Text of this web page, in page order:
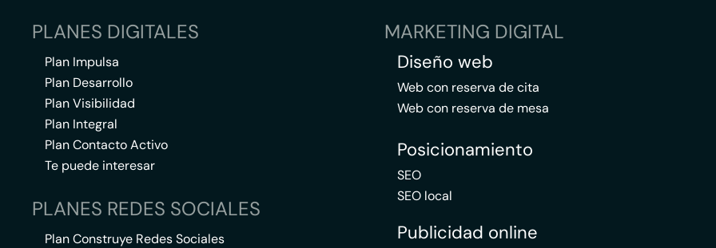
PLANES DIGITALES
Plan Impulsa
Plan Desarrollo
Plan Visibilidad
Plan Integral
Plan Contacto Activo
Te puede interesar
PLANES REDES SOCIALES
Plan Construye Redes Sociales
MARKETING DIGITAL
Diseño web
Web con reserva de cita
Web con reserva de mesa
Posicionamiento
SEO
SEO local
Publicidad online